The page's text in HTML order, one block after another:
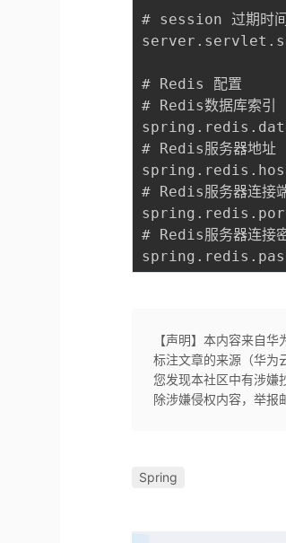
# session 过期时间
server . servlet .
# Redis 配置
# Redis数据库索引
spring . redis .
# Redis服务器地址
spring . redis .
# Redis服务器连接
spring . redis .
# Redis服务器连接
spring . redis .
【声明】本内容来自
标注文章的来源（华为
您发现本社区中有涉嫌
除涉嫌侵权内容，举报
Spring